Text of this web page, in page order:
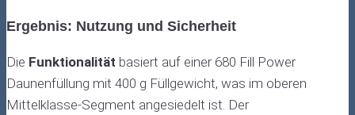
Ergebnis: Nutzung und Sicherheit
Die Funktionalität basiert auf einer 680 Fill Power
Daunenfüllung mit 400 g Füllgewicht, was im oberen
Mittelklasse-Segment angesiedelt ist. Der